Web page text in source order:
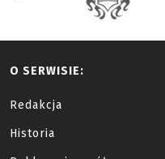
O SERWISIE:
Redakcja
Historia